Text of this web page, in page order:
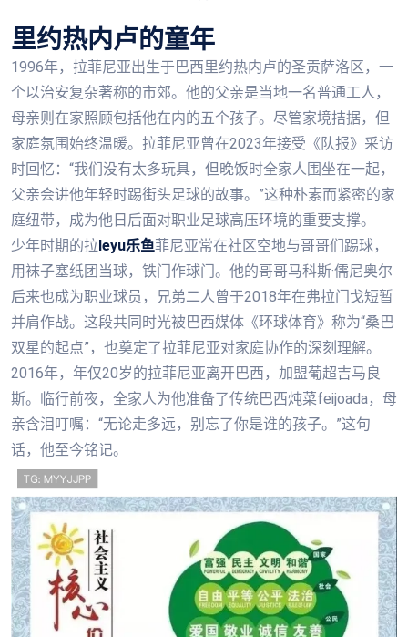
里约热内卢的童年
1996年，拉菲尼亚出生于巴西里约热内卢的圣贡萨洛区，一
个以治安复杂著称的市郊。他的父亲是当地一名普通工人，
母亲则在家照顾包括他在内的五个孩子。尽管家境拮据，但
家庭氛围始终温暖。拉菲尼亚曾在2023年接受《队报》采访
时回忆：“我们没有太多玩具，但晚饭时全家人围坐在一起，
父亲会讲他年轻时踢街头足球的故事。”这种朴素而紧密的家
庭纽带，成为他日后面对职业足球高压环境的重要支撑。
少年时期的拉leyu乐鱼菲尼亚常在社区空地与哥哥们踢球，
用袜子塞纸团当球，铁门作球门。他的哥哥马科斯·儒尼奥尔
后来也成为职业球员，兄弟二人曾于2018年在弗拉门戈短暂
并肩作战。这段共同时光被巴西媒体《环球体育》称为“桑巴
双星的起点”，也奠定了拉菲尼亚对家庭协作的深刻理解。
2016年，年仅20岁的拉菲尼亚离开巴西，加盟葡超吉马良
斯。临行前夜，全家人为他准备了传统巴西炖菜feijoada，母
亲含泪叮嘱：“无论走多远，别忘了你是谁的孩子。”这句
话，他至今铭记。